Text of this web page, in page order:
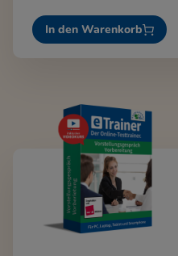
In den Warenkorb